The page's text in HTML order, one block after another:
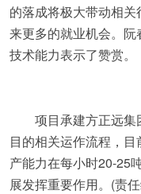
的落成将极大带动相
来更多的就业机会。
技术能力表示了赞赏。
项目承建方正远集
目的相关运作流程，
产能力在每小时20-25
展发挥重要作用。(责